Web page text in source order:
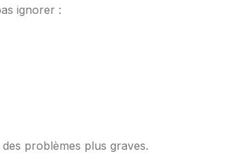
ignorer :
problèmes plus graves.